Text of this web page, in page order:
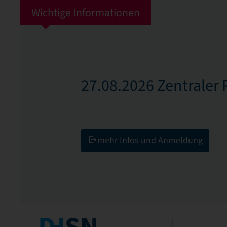
Wichtige Informationen
27.08.2026 Zentraler
mehr Infos und Anmeldung
Campus Glauchau